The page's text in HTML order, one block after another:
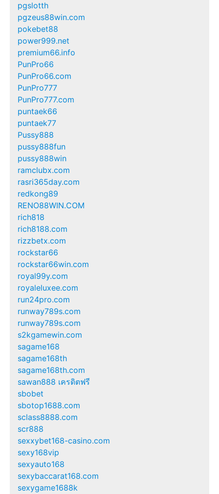
pgslotth
pgzeus88win.com
pokebet88
power999.net
premium66.info
PunPro66
PunPro66.com
PunPro777
PunPro777.com
puntaek66
puntaek77
Pussy888
pussy888fun
pussy888win
ramclubx.com
rasri365day.com
redkong89
RENO88WIN.COM
rich818
rich8188.com
rizzbetx.com
rockstar66
rockstar66win.com
royal99y.com
royaleluxee.com
run24pro.com
runway789s.com
runway789s.com
s2kgamewin.com
sagame168
sagame168th
sagame168th.com
sawan888 เครดิตฟรี
sbobet
sbotop1688.com
sclass8888.com
scr888
sexxybet168-casino.com
sexy168vip
sexyauto168
sexybaccarat168.com
sexygame1688k